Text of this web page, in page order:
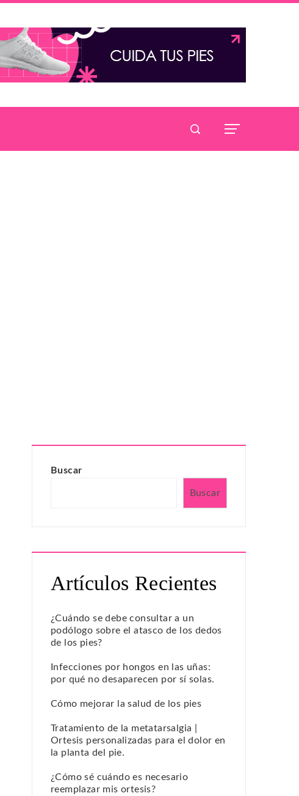
Buscar
Buscar
Artículos Recientes
¿Cuándo se debe consultar a un
podólogo sobre el atasco de los dedos
de los pies?
Infecciones por hongos en las uñas:
por qué no desaparecen por sí solas.
Cómo mejorar la salud de los pies
Tratamiento de la metatarsalgia |
Ortesis personalizadas para el dolor en
la planta del pie.
¿Cómo sé cuándo es necesario
reemplazar mis ortesis?